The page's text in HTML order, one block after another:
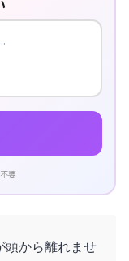
要
頭から離れませ